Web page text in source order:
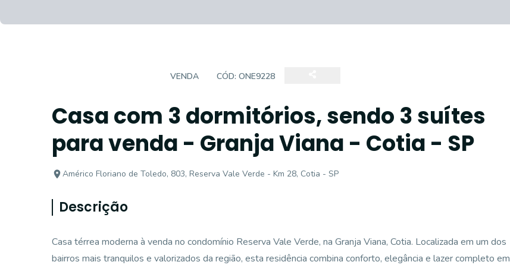
VENDA CÓD: ONE9228
Casa com 3 dormitórios, sendo 3 suítes
para venda - Granja Viana - Cotia - SP
Américo Floriano de Toledo, 803, Reserva Vale Verde - Km 28, Cotia - SP
Descrição
Casa térrea moderna à venda no condomínio Reserva Vale Verde, na Granja Viana, Cotia. Localizada em um dos
bairros mais tranquilos e valorizados da região, esta residência combina conforto, elegância e lazer completo em